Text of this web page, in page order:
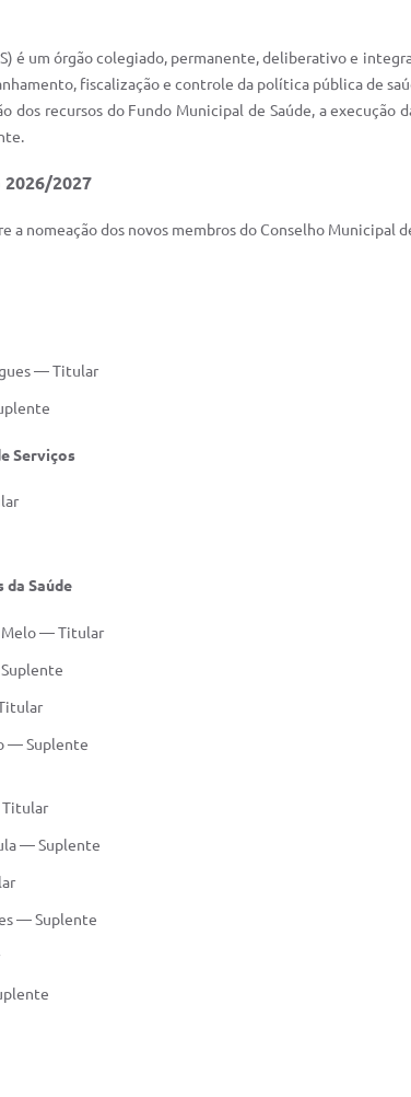
é um órgão colegiado, permanente, deliberativo e
fiscalização e controle da política pública de
dos recursos do Fundo Municipal de Saúde, a
2026/2027
a nomeação dos novos membros do Conselho Municipal
— Titular
Serviços
da Saúde
Melo — Titular
— Suplente
Titular
— Suplente
— Suplente